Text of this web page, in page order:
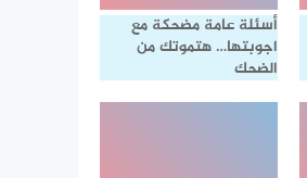
أسئلة عامة مضحكة مع
اجوبتها… هتموتك من
الضحك